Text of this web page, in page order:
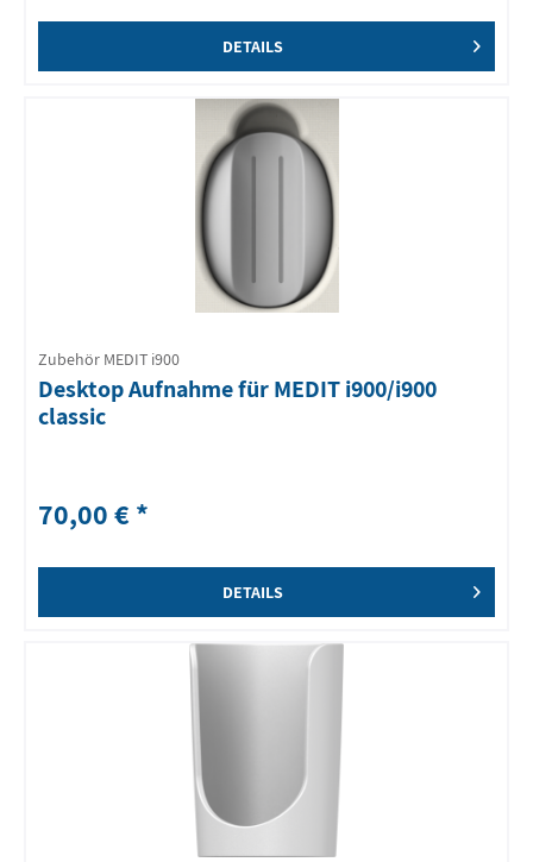
DETAILS
Zubehör MEDIT i900
Desktop Aufnahme für MEDIT i900/i900
classic
70,00 € *
DETAILS